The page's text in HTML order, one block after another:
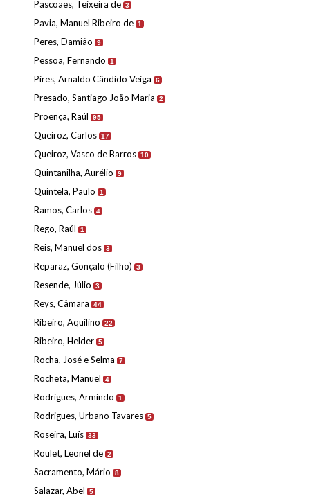
Pascoaes, Teixeira de 3
Pavia, Manuel Ribeiro de 1
Peres, Damião 9
Pessoa, Fernando 1
Pires, Arnaldo Cândido Veiga 6
Presado, Santiago João Maria 2
Proença, Raúl 95
Queiroz, Carlos 17
Queiroz, Vasco de Barros 10
Quintanilha, Aurélio 9
Quintela, Paulo 1
Ramos, Carlos 4
Rego, Raúl 1
Reis, Manuel dos 3
Reparaz, Gonçalo (Filho) 3
Resende, Júlio 3
Reys, Câmara 44
Ribeiro, Aquilino 22
Ribeiro, Helder 5
Rocha, José e Selma 7
Rocheta, Manuel 4
Rodrigues, Armindo 1
Rodrigues, Urbano Tavares 5
Roseira, Luís 33
Roulet, Leonel de 2
Sacramento, Mário 8
Salazar, Abel 5